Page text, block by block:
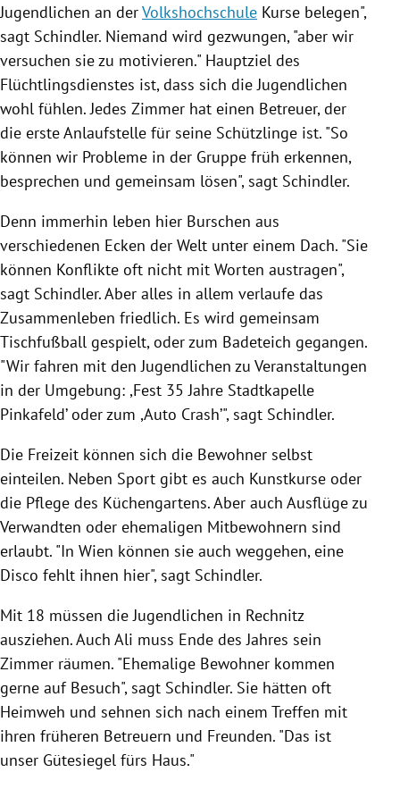
Jugendlichen an derVolkshochschule Kurse belegen",
sagt Schindler. Niemand wird gezwungen, "aber wir
versuchen sie zu motivieren." Hauptziel des
Flüchtlingsdienstes ist, dass sich die Jugendlichen
wohl fühlen. Jedes Zimmer hat einen Betreuer, der
die erste Anlaufstelle für seine Schützlinge ist. "So
können wir Probleme in der Gruppe früh erkennen,
besprechen und gemeinsam lösen", sagt Schindler.
Denn immerhin leben hier Burschen aus
verschiedenen Ecken der Welt unter einem Dach. "Sie
können Konflikte oft nicht mit Worten austragen",
sagt Schindler. Aber alles in allem verlaufe das
Zusammenleben friedlich. Es wird gemeinsam
Tischfußball gespielt, oder zum Badeteich gegangen.
"Wir fahren mit den Jugendlichen zu Veranstaltungen
in der Umgebung: ,Fest 35 Jahre Stadtkapelle
Pinkafeld’ oder zum ,Auto Crash’", sagt Schindler.
Die Freizeit können sich die Bewohner selbst
einteilen. Neben Sport gibt es auch Kunstkurse oder
die Pflege des Küchengartens. Aber auch Ausflüge zu
Verwandten oder ehemaligen Mitbewohnern sind
erlaubt. "In Wien können sie auch weggehen, eine
Disco fehlt ihnen hier", sagt Schindler.
Mit 18 müssen die Jugendlichen in Rechnitz
ausziehen. Auch Ali muss Ende des Jahres sein
Zimmer räumen. "Ehemalige Bewohner kommen
gerne auf Besuch", sagt Schindler. Sie hätten oft
Heimweh und sehnen sich nach einem Treffen mit
ihren früheren Betreuern und Freunden. "Das ist
unser Gütesiegel fürs Haus."